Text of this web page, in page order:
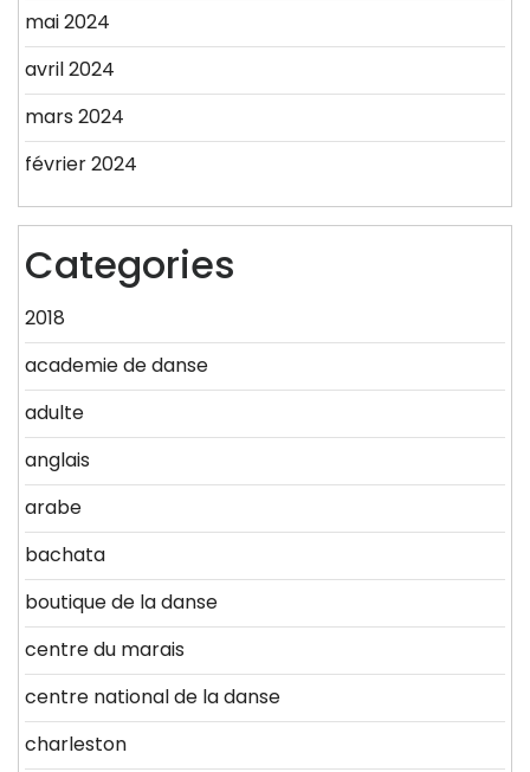
mai 2024
avril 2024
mars 2024
février 2024
Categories
2018
academie de danse
adulte
anglais
arabe
bachata
boutique de la danse
centre du marais
centre national de la danse
charleston